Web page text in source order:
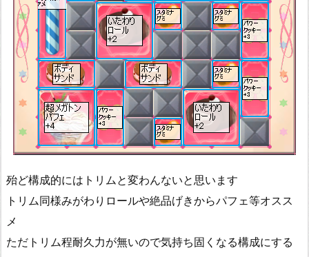
殆ど構成的にはトリムと変わんないと思います
トリム同様みがわりロールや絶品げきからパフェ等オスス
メ
ただトリム程耐久力が無いので気持ち固くなる構成にする